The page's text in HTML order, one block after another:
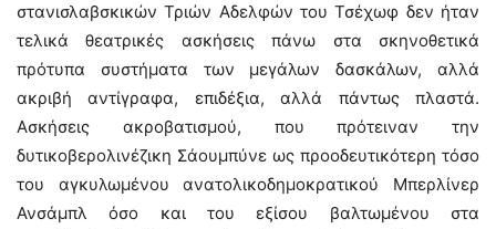
στανισλαβσκικών Τριών Αδελφών του Τσέχωφ δεν ήταν
τελικά θεατρικές ασκήσεις πάνω στα σκηνοθετικά
πρότυπα συστήματα των μεγάλων δασκάλων, αλλά
ακριβή αντίγραφα, επιδέξια, αλλά πάντως πλαστά.
Ασκήσεις ακροβατισμού, που πρότειναν την
δυτικοβερολινέζικη Σάουμπύνε ως προοδευτικότερη τόσο
του αγκυλωμένου ανατολικοδημοκρατικού Μπερλίνερ
Ανσάμπλ όσο και του εξίσου βαλτωμένου στα